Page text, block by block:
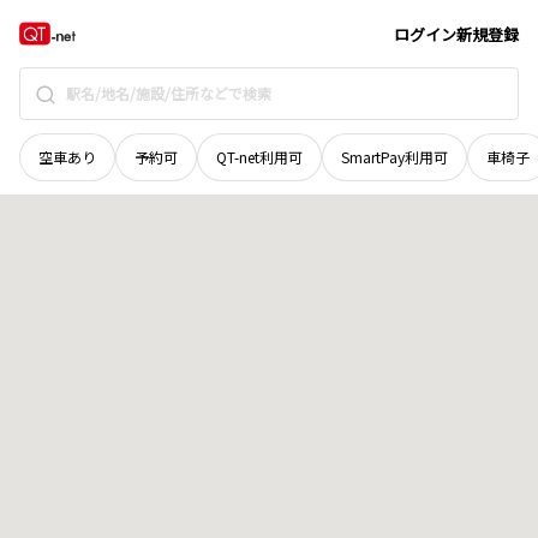
ログイン新規登録
空車あり 予約可 QT-net利用可 SmartPay利用可 車椅子
岡山県